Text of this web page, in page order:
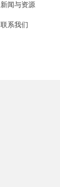
新闻与资源
联系我们